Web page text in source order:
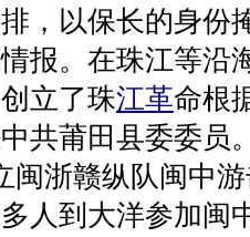
，以保长的身份
报。在珠江等沿
立了珠江革命根
共莆田县委委员
闽浙赣纵队闽中
人到大洋参加闽